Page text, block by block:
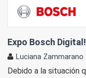
Expo Bosch
Luciana Zammarano
Debido a la situación